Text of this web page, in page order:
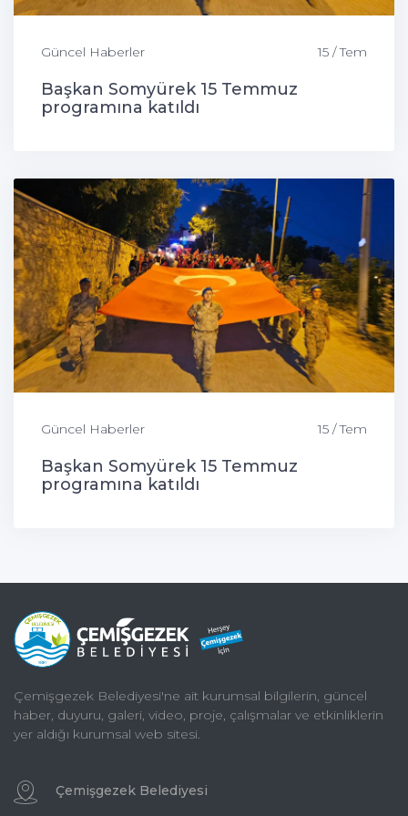
Güncel Haberler 15 / Tem
Başkan Somyürek 15 Temmuz
programına katıldı
Güncel Haberler 15 / Tem
Başkan Somyürek 15 Temmuz
programına katıldı
Çemişgezek Belediyesi'ne ait kurumsal bilgilerin, güncel
haber, duyuru, galeri, video, proje, çalışmalar ve etkinliklerin
yer aldığı kurumsal web sitesi.
Çemişgezek Belediyesi